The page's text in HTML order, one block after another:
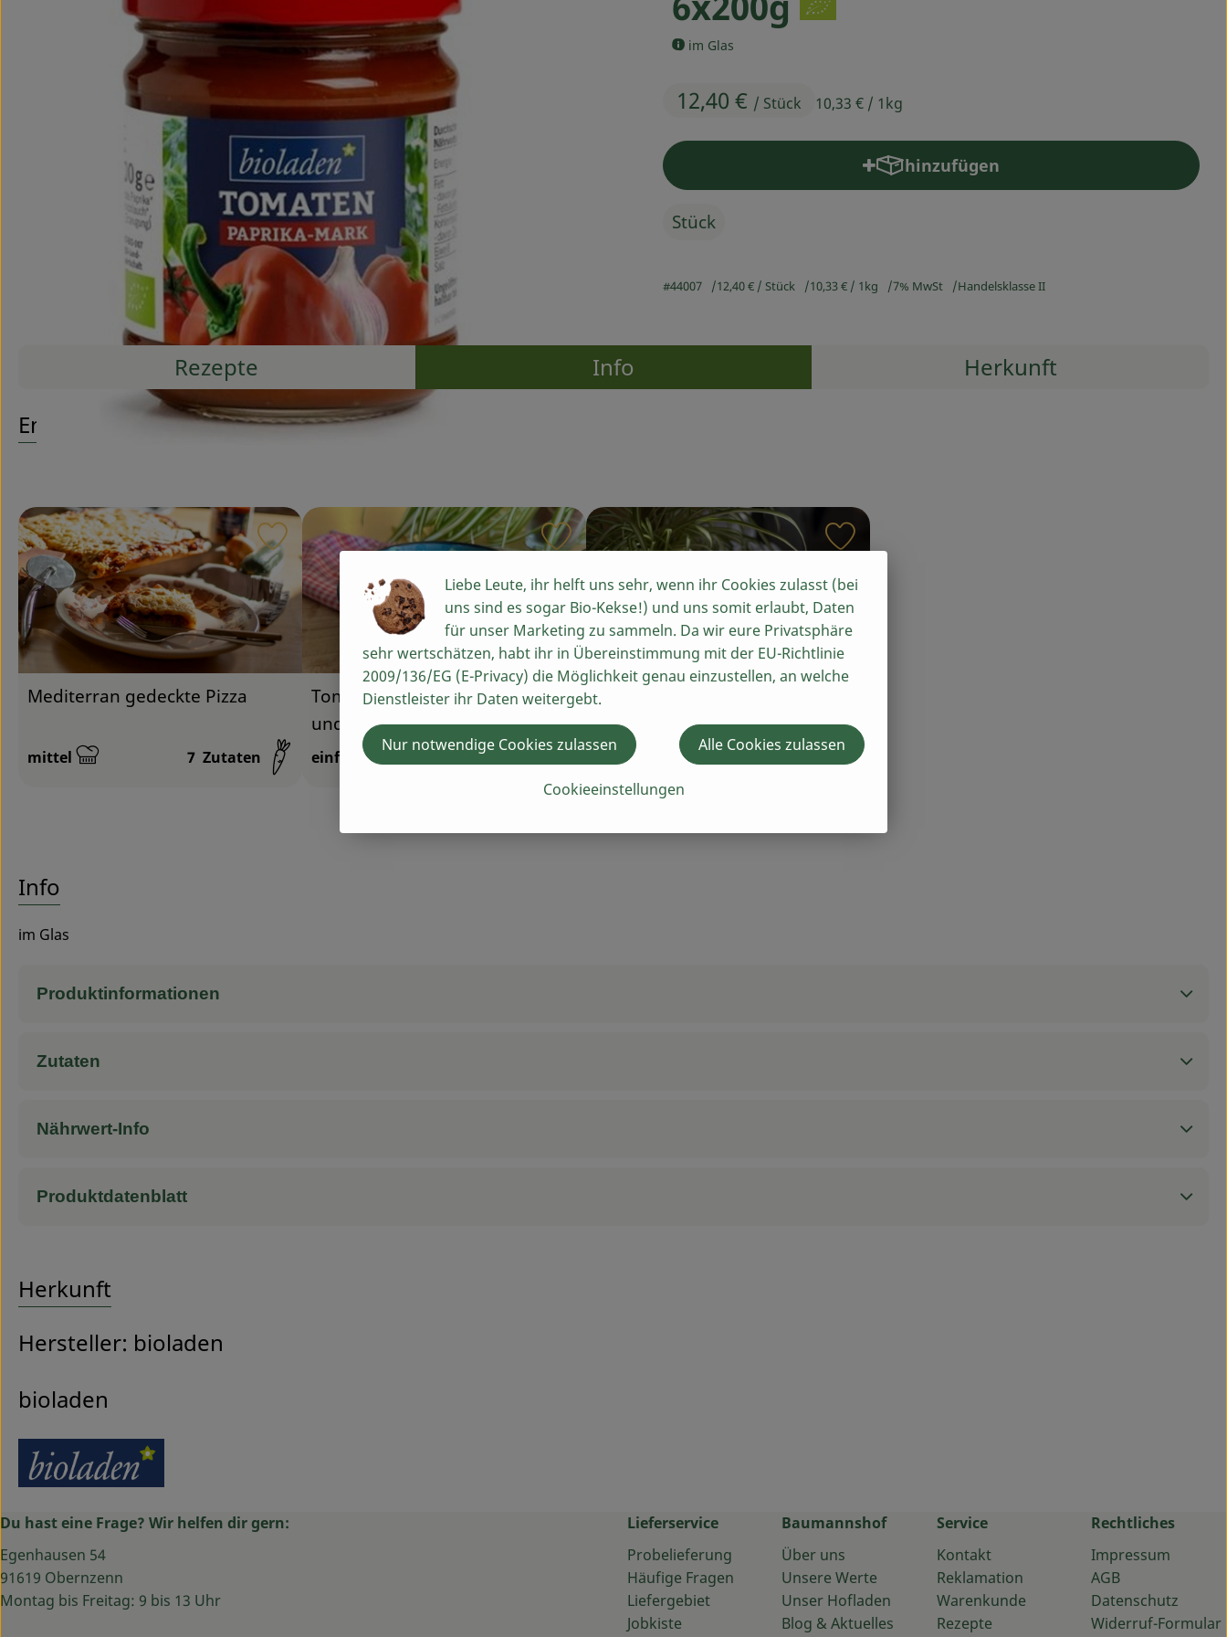
im Glas
12,40 € / Stück 10,33 € / 1kg
hinzufügen
Produkt zum Warenkorb hinzufügen
Stück
#44007 12,40 € / Stück 10,33 € / 1kg 7% MwSt Handelsklasse II
Rezepte Info
Herkunft
Entdecke passende Rezepte
Mediterran gedeckte Pizza
Schwierigkeit:
mittel 7 Zutaten
Rezept zu Favouriten hinzufügen
Tomatensauce mit Aubergine
und Paprika
Schwierigkeit:
einfach 6Zutaten
Rezept zu Favouriten hinzufügen
Ufo-Paprika-Rahm
Schwierigkeit:
einfach
Info
im Glas
Produktinformationen
Zutaten
Nährwert-Info
Produktdatenblatt
Herkunft
Hersteller: bioladen
bioladen
Du hast eine Frage? Wir helfen dir gern:
Egenhausen 54
91619 Obernzenn
Montag bis Freitag: 9 bis 13 Uhr
Lieferservice
Probelieferung
Häufige Fragen
Liefergebiet
Jobkiste
Baumannshof
Über uns
Unsere Werte
Unser Hofladen
Blog & Aktuelles
Service
Kontakt
Reklamation
Warenkunde
Rezepte
Rechtliches
Impressum
AGB
Datenschutz
Widerruf-Formular
Liebe Leute, ihr helft uns sehr, wenn ihr Cookies zulasst (bei
uns sind es sogar Bio-Kekse!) und uns somit erlaubt, Daten
für unser Marketing zu sammeln. Da wir eure Privatsphäre
sehr wertschätzen, habt ihr in Übereinstimmung mit der EU-Richtlinie
2009/136/EG (E-Privacy) die Möglichkeit genau einzustellen, an welche
Dienstleister ihr Daten weitergebt.
Cookieeinstellungen
Nur notwendige Cookies zulassen Alle Cookies zulassen